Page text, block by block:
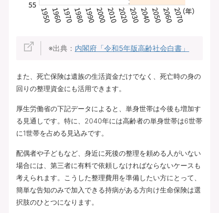
※出典： 内閣府「令和5年版高齢社会白書」
また、死亡保険は遺族の生活資金だけでなく、死亡時の身の
回りの整理資金にも活用できます。
厚生労働省の下記データによると、単身世帯は今後も増加す
る見通しです。特に、2040年には高齢者の単身世帯は6世帯
に1世帯を占める見込みです。
配偶者や子どもなど、身近に死後の整理を頼める人がいない
場合には、第三者に有料で依頼しなければならないケースも
考えられます。こうした整理費用を準備したい方にとって、
簡単な告知のみで加入できる持病がある方向け生命保険は選
択肢のひとつになります。